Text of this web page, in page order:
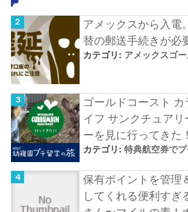
アメックスから入
替の郵送手続きが必
カテゴリ: アメックスゴ
ゴールドコースト
イフ サンクチュア
ーを見に行ってきた！
カテゴリ:特典航空券で
保有ポイントを管理
してくれる便利すぎ